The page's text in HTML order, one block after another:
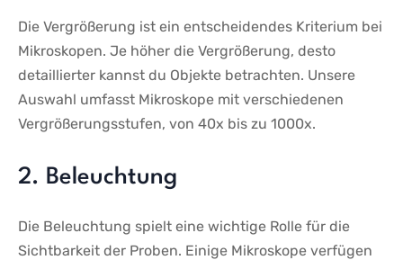
Die ‌Vergrößerung⁤ ist ein⁤ entscheidendes ‍Kriterium ‌bei
Mikroskopen. Je höher die Vergrößerung, desto
detaillierter kannst du⁢ Objekte betrachten. ⁢Unsere
Auswahl umfasst Mikroskope ⁤mit verschiedenen
Vergrößerungsstufen, ‌von 40x ⁤bis zu 1000x.
2. Beleuchtung
Die Beleuchtung spielt ⁣eine wichtige Rolle‍ für die
Sichtbarkeit der Proben.⁤ Einige Mikroskope verfügen